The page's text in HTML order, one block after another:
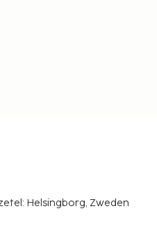
Helsingborg, Zweden